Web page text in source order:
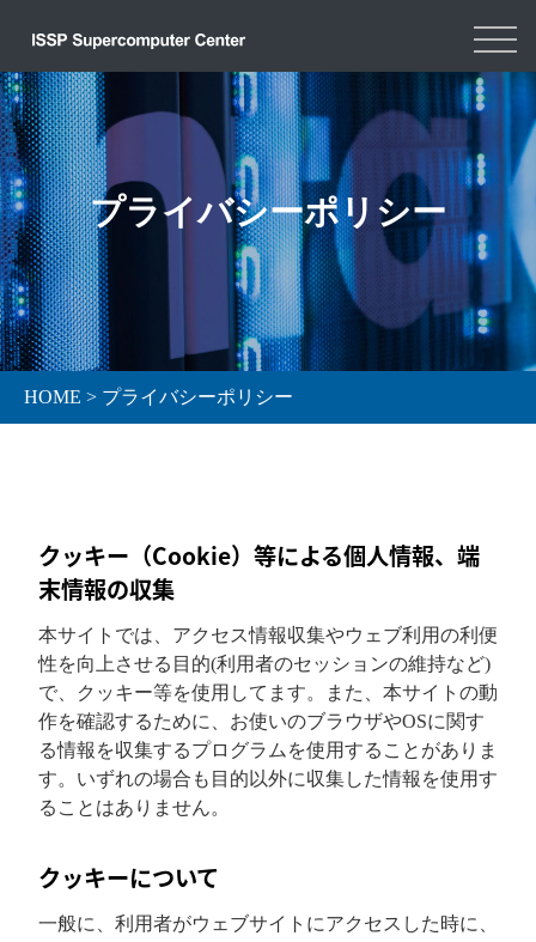
プライバシーポリシー
HOME > プライバシーポリシー
クッキー（Cookie）等による個人情報、端
末情報の収集
本サイトでは、アクセス情報収集やウェブ利用の利便
性を向上させる目的(利用者のセッションの維持など)
で、クッキー等を使用してます。また、本サイトの動
作を確認するために、お使いのブラウザやOSに関す
る情報を収集するプログラムを使用することがありま
す。いずれの場合も目的以外に収集した情報を使用す
ることはありません。
クッキーについて
一般に、利用者がウェブサイトにアクセスした時に、